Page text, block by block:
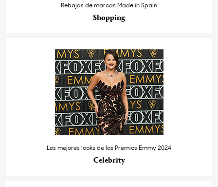
Rebajas de marcas Made in Spain
Shopping
Los mejores looks de los Premios Emmy 2024
Celebrity